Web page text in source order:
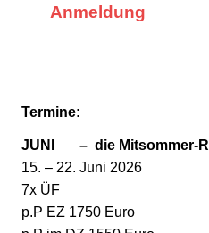
Anmeldung
Termine:
JUNI – die Mitsommer-
15. – 22. Juni 2026
7x ÜF
p.P EZ 1750 Euro